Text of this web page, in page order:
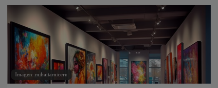
Imagen: mihaitarniceru